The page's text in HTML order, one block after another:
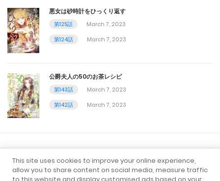
第5話
December 18, 2023
December 18, 2023
第3話
December 18, 2023
悪女は砂時計をひっくり返す
第125話
March 7, 2023
第124話
March 7, 2023
公爵夫人の50のお茶レシピ
第143話
March 7, 2023
第142話
March 7, 2023
すべてのマンガ ロマンス
ファンタジー
アクション
転生 異世界
This site uses cookies to improve your online experience,
allow you to share content on social media, measure traffic